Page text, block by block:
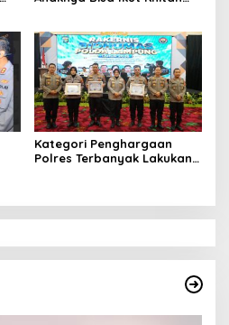
Kategori Penghargaan
Polres Terbanyak Lakukan